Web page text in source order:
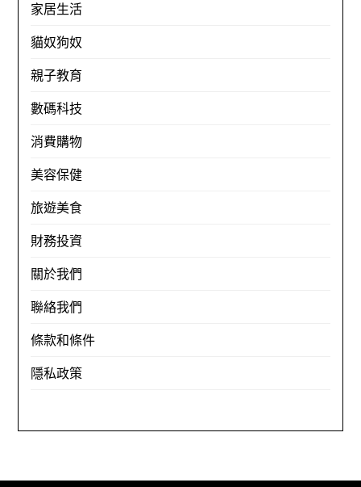
家居生活
貓奴狗奴
親子教育
數碼科技
消費購物
美容保健
旅遊美食
財務投資
關於我們
聯絡我們
條款和條件
隱私政策